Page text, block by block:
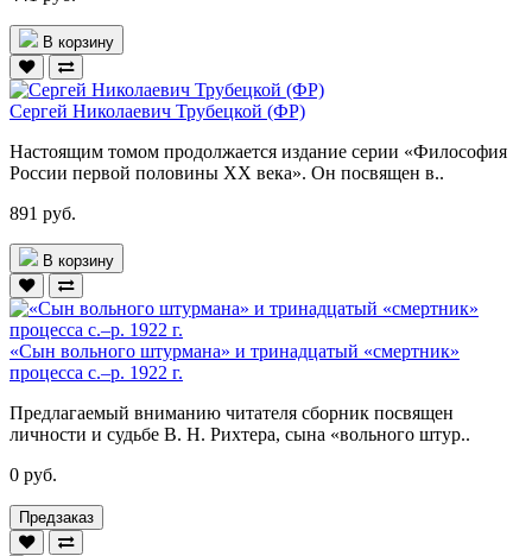
В корзину
Сергей Николаевич Трубецкой (ФР)
Настоящим томом продолжается издание серии «Философия
России первой половины ХХ века». Он посвящен в..
891 руб.
В корзину
«Сын вольного штурмана» и тринадцатый «смертник»
процесса с.–р. 1922 г.
Предлагаемый вниманию читателя сборник посвящен
личности и судьбе В. Н. Рихтера, сына «вольного штур..
0 руб.
Предзаказ